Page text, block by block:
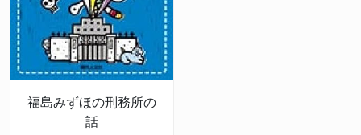
福島みずほの刑務所の
話